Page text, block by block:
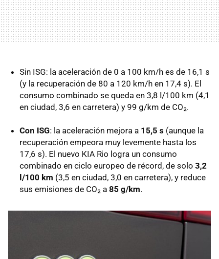
Sin ISG: la aceleración de 0 a 100 km/h es de 16,1 s
(y la recuperación de 80 a 120 km/h en 17,4 s). El
consumo combinado se queda en 3,8 l/100 km (4,1
en ciudad, 3,6 en carretera) y 99 g/km de CO₂.
Con ISG: la aceleración mejora a 15,5 s (aunque la
recuperación empeora muy levemente hasta los
17,6 s). El nuevo KIA Rio logra un consumo
combinado en ciclo europeo de récord, de solo 3,2
l/100 km (3,5 en ciudad, 3,0 en carretera), y reduce
sus emisiones de CO₂ a 85 g/km.